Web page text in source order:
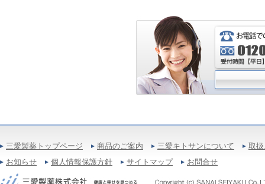
三愛製薬トップページ 商品のご案内 三愛キトサンについて
取
お知らせ
個人情報保護方針 サイトマップ お問合せ